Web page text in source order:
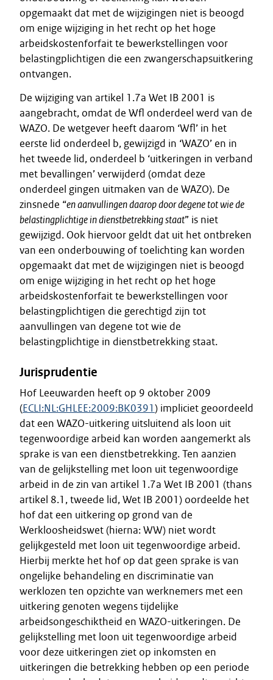
opgemaakt dat met de wijzigingen niet is beoogd
om enige wijziging in het recht op het hoge
arbeidskostenforfait te bewerkstellingen voor
belastingplichtigen die een zwangerschapsuitkering
ontvangen.
De wijziging van artikel 1.7a Wet IB 2001 is
aangebracht, omdat de Wfl onderdeel werd van de
WAZO. De wetgever heeft daarom ‘Wfl’ in het
eerste lid onderdeel b, gewijzigd in ‘WAZO’ en in
het tweede lid, onderdeel b ‘uitkeringen in verband
met bevallingen’ verwijderd (omdat deze
onderdeel gingen uitmaken van de WAZO). De
zinsnede “en aanvullingen daarop door degene tot wie de
belastingplichtige in dienstbetrekking staat” is niet
gewijzigd. Ook hiervoor geldt dat uit het ontbreken
van een onderbouwing of toelichting kan worden
opgemaakt dat met de wijzigingen niet is beoogd
om enige wijziging in het recht op het hoge
arbeidskostenforfait te bewerkstellingen voor
belastingplichtigen die gerechtigd zijn tot
aanvullingen van degene tot wie de
belastingplichtige in dienstbetrekking staat.
Jurisprudentie
Hof Leeuwarden heeft op 9 oktober 2009
(ECLI:NL:GHLEE:2009:BK0391) impliciet geoordeeld
dat een WAZO-uitkering uitsluitend als loon uit
tegenwoordige arbeid kan worden aangemerkt als
sprake is van een dienstbetrekking. Ten aanzien
van de gelijkstelling met loon uit tegenwoordige
arbeid in de zin van artikel 1.7a Wet IB 2001 (thans
artikel 8.1, tweede lid, Wet IB 2001) oordeelde het
hof dat een uitkering op grond van de
Werkloosheidswet (hierna: WW) niet wordt
gelijkgesteld met loon uit tegenwoordige arbeid.
Hierbij merkte het hof op dat geen sprake is van
ongelijke behandeling en discriminatie van
werklozen ten opzichte van werknemers met een
uitkering genoten wegens tijdelijke
arbeidsongeschiktheid en WAZO-uitkeringen. De
gelijkstelling met loon uit tegenwoordige arbeid
voor deze uitkeringen ziet op inkomsten en
uitkeringen die betrekking hebben op een periode